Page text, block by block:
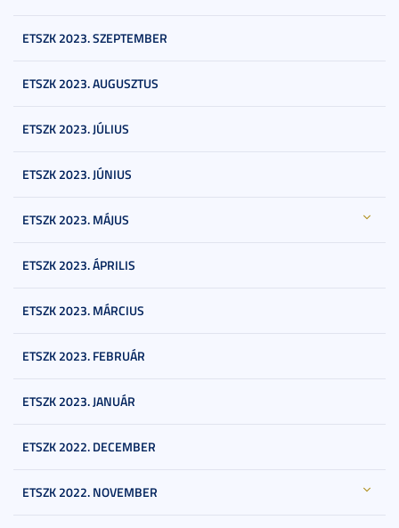
ETSZK 2023. SZEPTEMBER
ETSZK 2023. AUGUSZTUS
ETSZK 2023. JÚLIUS
ETSZK 2023. JÚNIUS
ETSZK 2023. MÁJUS
ETSZK 2023. ÁPRILIS
ETSZK 2023. MÁRCIUS
ETSZK 2023. FEBRUÁR
ETSZK 2023. JANUÁR
ETSZK 2022. DECEMBER
ETSZK 2022. NOVEMBER